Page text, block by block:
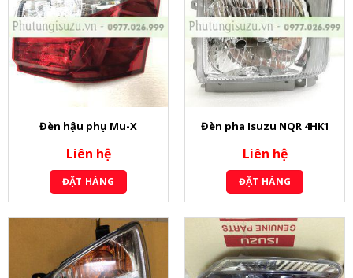
Đèn hậu phụ Mu-X
Liên hệ
ĐẶT HÀNG
Đèn pha Isuzu NQR 4HK1
Liên hệ
ĐẶT HÀNG